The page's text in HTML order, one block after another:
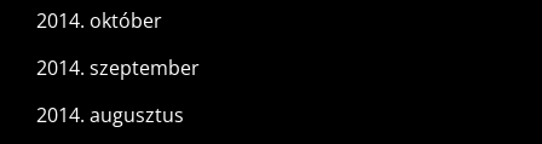
2014. október
2014. szeptember
2014. augusztus